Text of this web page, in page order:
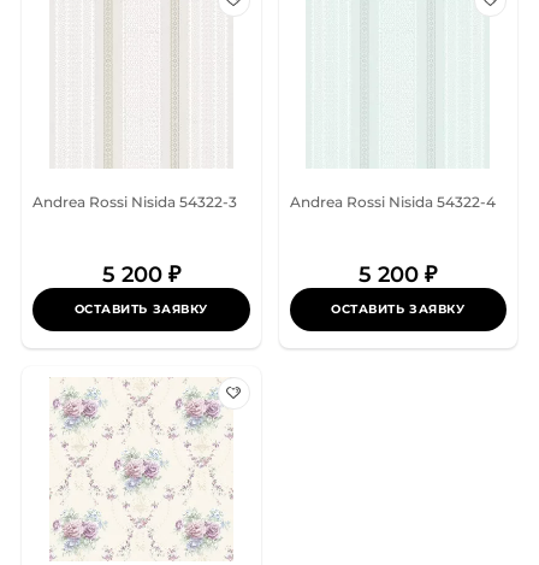
Andrea Rossi Nisida 54322-3
5 200 ₽
ОСТАВИТЬ ЗАЯВКУ
Andrea Rossi Nisida 54322-4
5 200 ₽
ОСТАВИТЬ ЗАЯВКУ